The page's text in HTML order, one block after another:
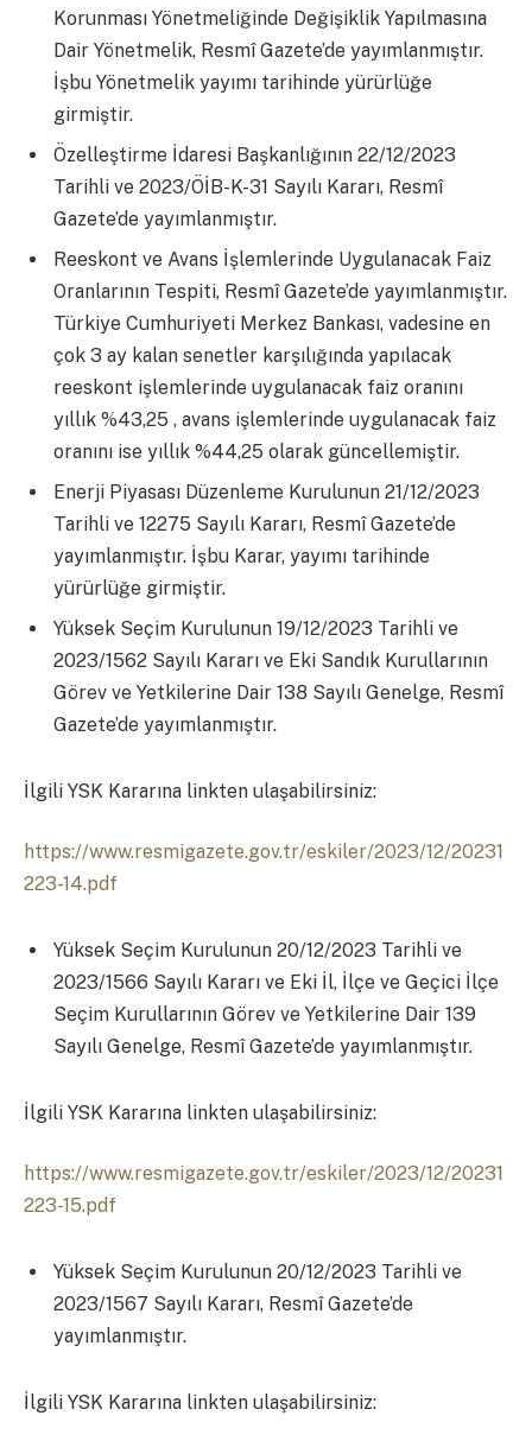
Korunması Yönetmeliğinde Değişiklik Yapılmasına
Dair Yönetmelik, Resmî Gazete’de yayımlanmıştır.
İşbu Yönetmelik yayımı tarihinde yürürlüğe
girmiştir.
Özelleştirme İdaresi Başkanlığının 22/12/2023
Tarihli ve 2023/ÖİB-K-31 Sayılı Kararı, Resmî
Gazete’de yayımlanmıştır.
Reeskont ve Avans İşlemlerinde Uygulanacak Faiz
Oranlarının Tespiti, Resmî Gazete’de yayımlanmıştır.
Türkiye Cumhuriyeti Merkez Bankası, vadesine en
çok 3 ay kalan senetler karşılığında yapılacak
reeskont işlemlerinde uygulanacak faiz oranını
yıllık %43,25 , avans işlemlerinde uygulanacak faiz
oranını ise yıllık %44,25 olarak güncellemiştir.
Enerji Piyasası Düzenleme Kurulunun 21/12/2023
Tarihli ve 12275 Sayılı Kararı, Resmî Gazete’de
yayımlanmıştır. İşbu Karar, yayımı tarihinde
yürürlüğe girmiştir.
Yüksek Seçim Kurulunun 19/12/2023 Tarihli ve
2023/1562 Sayılı Kararı ve Eki Sandık Kurullarının
Görev ve Yetkilerine Dair 138 Sayılı Genelge, Resmî
Gazete’de yayımlanmıştır.
İlgili YSK Kararına linkten ulaşabilirsiniz:
https://www.resmigazete.gov.tr/eskiler/2023/12/20231
223-14.pdf
Yüksek Seçim Kurulunun 20/12/2023 Tarihli ve
2023/1566 Sayılı Kararı ve Eki İl, İlçe ve Geçici İlçe
Seçim Kurullarının Görev ve Yetkilerine Dair 139
Sayılı Genelge, Resmî Gazete’de yayımlanmıştır.
İlgili YSK Kararına linkten ulaşabilirsiniz:
https://www.resmigazete.gov.tr/eskiler/2023/12/20231
223-15.pdf
Yüksek Seçim Kurulunun 20/12/2023 Tarihli ve
2023/1567 Sayılı Kararı, Resmî Gazete’de
yayımlanmıştır.
İlgili YSK Kararına linkten ulaşabilirsiniz: